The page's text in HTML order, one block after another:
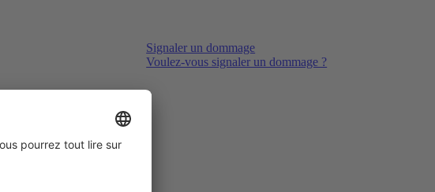
Signaler un dommage
Voulez-vous signaler un dommage ?